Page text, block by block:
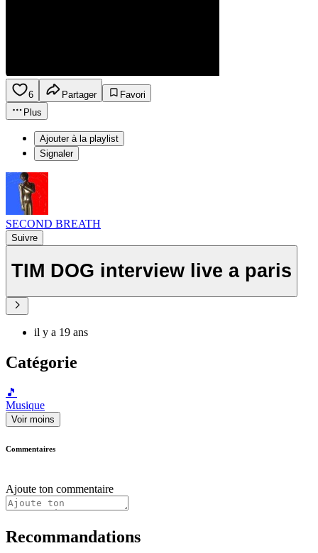
6 Partager
Favori
Plus
Ajouter à la playlist
Signaler
SECOND BREATH
Suivre
TIM DOG interview live a paris
il y a 19 ans
Catégorie
🎵
Musique
Voir moins
Commentaires
Ajoute ton commentaire
Recommandations